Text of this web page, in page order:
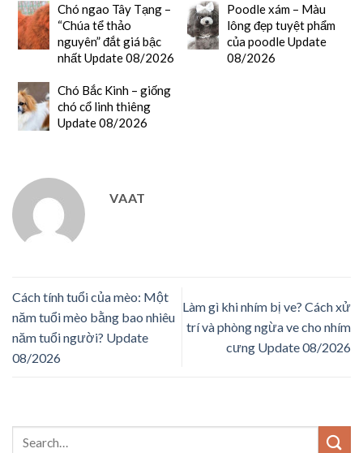
Chó ngao Tây Tạng –
“Chúa tể thảo
nguyên” đắt giá bậc
nhất Update 08/2026
Poodle xám – Màu
lông đẹp tuyệt phẩm
của poodle Update
08/2026
Chó Bắc Kinh – giống
chó cổ linh thiêng
Update 08/2026
VAAT
Cách tính tuổi của mèo: Một
năm tuổi mèo bằng bao nhiêu
năm tuổi người? Update
08/2026
Làm gì khi nhím bị ve? Cách xử
trí và phòng ngừa ve cho nhím
cưng Update 08/2026